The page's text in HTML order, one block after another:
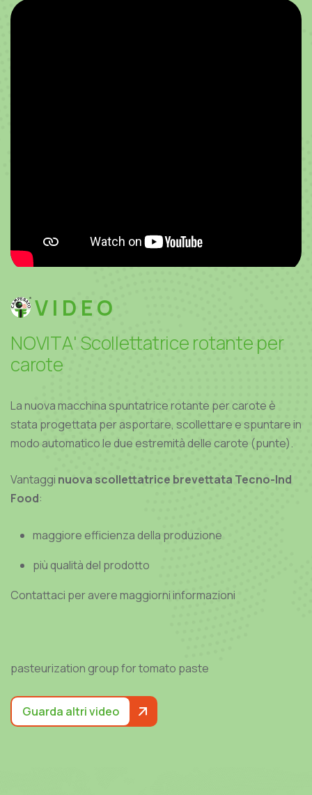
VIDEO
NOVITA'Scollettatricerotanteper
carote
La nuova macchina spuntatrice rotante per carote è
stata progettata per asportare, scollettare e spuntare in
modo automatico le due estremità delle carote (punte).
Vantaggi nuova scollettatrice brevettata Tecno-Ind
Food:
maggiore efficienza della produzione
più qualità del prodotto
Contattaci per avere maggiorni informazioni
pasteurization group for tomato paste
Guarda altri video